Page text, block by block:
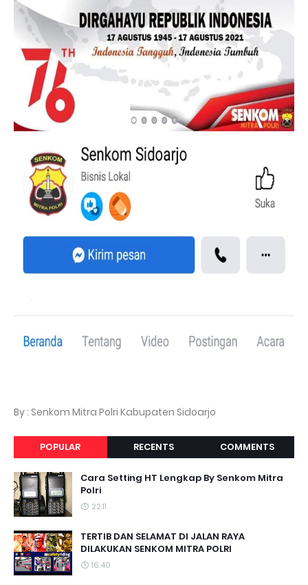
By : Senkom Mitra Polri Kabupaten Sidoarjo
POPULAR RECENTS COMMENTS
Cara Setting HT Lengkap By Senkom Mitra
Polri
22.11
TERTIB DAN SELAMAT DI JALAN RAYA
DILAKUKAN SENKOM MITRA POLRI
16.40